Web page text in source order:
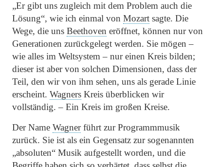
„Er gibt uns zugleich mit dem Problem auch die
Lösung“, wie ich einmal von Mozart sagte. Die
Wege, die uns Beethoven eröffnet, können nur von
Generationen zurückgelegt werden. Sie mögen –
wie alles im Weltsystem – nur einen Kreis bilden;
dieser ist aber von solchen Dimensionen, dass der
Teil, den wir von ihm sehen, uns als gerade Linie
erscheint. Wagners Kreis überblicken wir
vollständig. – Ein Kreis im großen Kreise.
Der Name Wagnerführt zur Programmmusik
zurück. Sie ist als ein Gegensatz zur sogenannten
„absoluten“ Musik aufgestellt worden, und die